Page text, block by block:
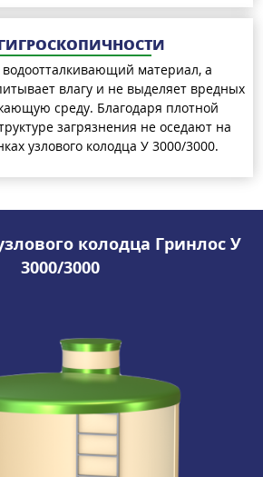
водоотталкивающий материал, а
влагу и не выделяет вредных
среду. Благодаря плотной
загрязнения не оседают на
узлового колодца У 3000/3000.
колодца Гринлос У
3000/3000